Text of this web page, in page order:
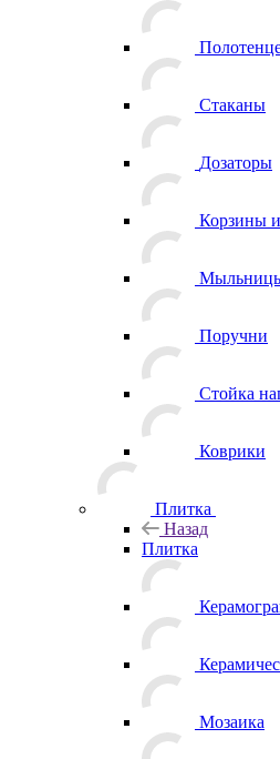
Стаканы
Дозаторы
Корзины
Поручни
Стойка
Коврики
Плитка
Назад
Плитка
Мозаика